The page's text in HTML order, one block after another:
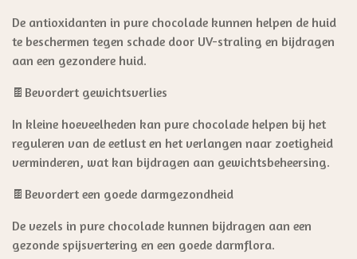
De antioxidanten in pure chocolade kunnen helpen de huid
te beschermen tegen schade door UV-straling en bijdragen
aan een gezondere huid.
🍫Bevordert gewichtsverlies
In kleine hoeveelheden kan pure chocolade helpen bij het
reguleren van de eetlust en het verlangen naar zoetigheid
verminderen, wat kan bijdragen aan gewichtsbeheersing.
🍫Bevordert een goede darmgezondheid
De vezels in pure chocolade kunnen bijdragen aan een
gezonde spijsvertering en een goede darmflora.